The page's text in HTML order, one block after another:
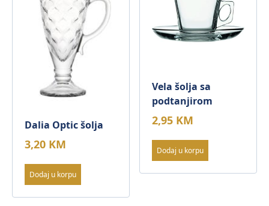
Dalia Optic šolja
3,20 KM
Dodaj u korpu
Vela šolja sa
podtanjirom
2,95 KM
Dodaj u korpu